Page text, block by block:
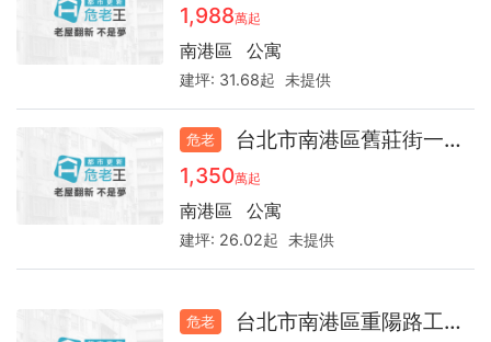
1,988萬起
南港區 公寓
建坪: 31.68起 未提供
危老
台北市南港區舊莊街一段公寓36.5
1,350萬起
南港區 公寓
建坪: 26.02起 未提供
危老
台北市南港區重陽路工廠36.3